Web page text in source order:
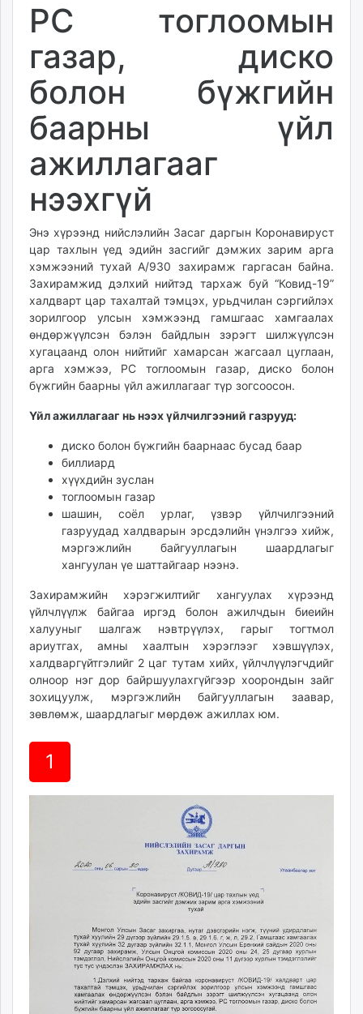
24tsag.mn
eagle.mn
ergelt.mn
zarig.mn
today.mn
zuv.mn
mminfo.mn
ugluu.mn
urlag.mn
asu.mn
shudarga.mn
shuurhai.mn
unuudur.mn
isee.mn
mglradio.com
fact.mn
itoim.mn
shuum.mn
times.mn
tvmongolia.mn
mass.mn
unegui.mn
unread.today
PC тоглоомын
газар, диско
болон бүжгийн
баарны үйл
ажиллагааг
нээхгүй
Энэ хүрээнд нийслэлийн Засаг даргын Коронавируст
цар тахлын үед эдийн засгийг дэмжих зарим арга
хэмжээний тухай А/930 захирамж гаргасан байна.
Захирамжид дэлхий нийтэд тархаж буй “Ковид-19”
халдварт цар тахалтай тэмцэх, урьдчилан сэргийлэх
зорилгоор улсын хэмжээнд гамшгаас хамгаалах
өндөржүүлсэн бэлэн байдлын зэрэгт шилжүүлсэн
хугацаанд олон нийтийг хамарсан жагсаал цуглаан,
арга хэмжээ, PC тоглоомын газар, диско болон
бүжгийн баарны үйл ажиллагааг түр зогсоосон.
Үйл ажиллагааг нь нээх үйлчилгээний газрууд:
диско болон бүжгийн баарнаас бусад баар
биллиард
хүүхдийн зуслан
тоглоомын газар
шашин, соёл урлаг, үзвэр үйлчилгээний
газруудад халдварын эрсдэлийн үнэлгээ хийж,
мэргэжлийн байгууллагын шаардлагыг
хангуулан үе шаттайгаар нээнэ.
Захирамжийн хэрэгжилтийг хангуулах хүрээнд
үйлчлүүлж байгаа иргэд болон ажилчдын биеийн
халууныг шалгаж нэвтрүүлэх, гарыг тогтмол
ариутгах, амны хаалтын хэрэглээг хэвшүүлэх,
халдваргүйтгэлийг 2 цаг тутам хийх, үйлчлүүлэгчдийг
олноор нэг дор байршуулахгүйгээр хоорондын зайг
зохицуулж, мэргэжлийн байгууллагын заавар,
зөвлөмж, шаардлагыг мөрдөж ажиллах юм.
1